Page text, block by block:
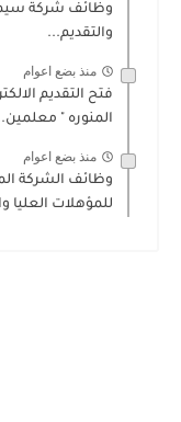
والتقديم...
منذ بضع اعوام
فتح التقديم
المنوره "
منذ بضع اعوام
للمؤهلات العليا